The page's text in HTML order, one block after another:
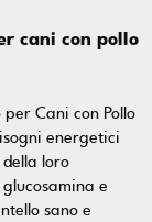
cani con pollo
Cani con Pollo
energetici
loro
e
sano e